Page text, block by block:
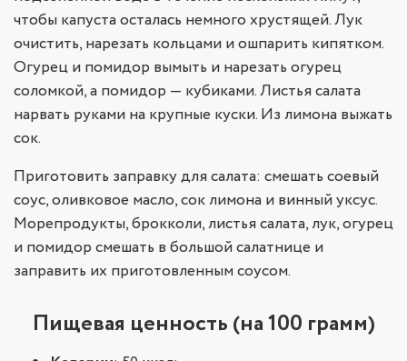
чтобы капуста осталась немного хрустящей. Лук
очистить, нарезать кольцами и ошпарить кипятком.
Огурец и помидор вымыть и нарезать огурец
соломкой, а помидор — кубиками. Листья салата
нарвать руками на крупные куски. Из лимона выжать
сок.
Приготовить заправку для салата: смешать соевый
соус, оливковое масло, сок лимона и винный уксус.
Морепродукты, брокколи, листья салата, лук, огурец
и помидор смешать в большой салатнице и
заправить их приготовленным соусом.
Пищевая ценность (на 100 грамм)